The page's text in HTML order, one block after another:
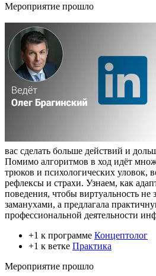
Мероприятие прошло
вас сделать больше действий и
Помимо алгоритмов в ход идёт
трюков и психологических уловок,
рефлексы и страхи. Узнаем, как
поведения, чтобы виртуальность не
заманухами, а предлагала
профессиональной деятельности
+1 к программе Концептолог
+1 к ветке Практика
Мероприятие прошло